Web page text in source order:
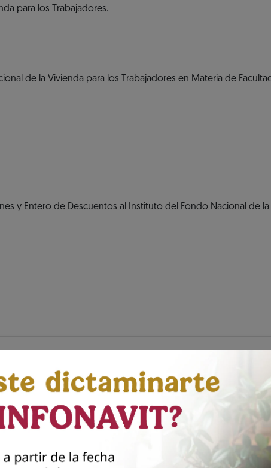
para los Trabajadores.
de la Vivienda para los Trabajadores en Materia de
y Entero de Descuentos al Instituto del Fondo Nacional de la
Aviso de Dictamen INFONAVIT
tu dictamen